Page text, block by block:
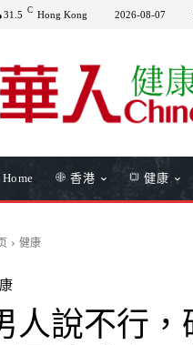
31.5 C Hong Kong 2026-08-07
Home 香港 健康
健康
人說不行